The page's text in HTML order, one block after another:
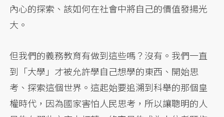
內心的探索、該如何在社會中將自己的價值發揚光
大。
但我們的義務教育有做到這些嗎？沒有。我們一直
到「大學」才被允許學自己想學的東西、開始思
考、探索這個世界。這起始要追溯到科舉的那個皇
權時代，因為國家害怕人民思考，所以讓聰明的人